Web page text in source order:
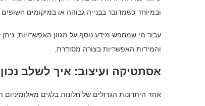
ובמיוחד כשמדובר בבנייה גבוהה או במיקומים חשופים
עבור מי שמחפש מידע נוסף על מגוון האפשרויות,
והמידות האפשריות בצורה מסודרת.
אסתטיקה ועיצוב: איך לשלב
אחד היתרונות הגדולים של חלונות בלגים